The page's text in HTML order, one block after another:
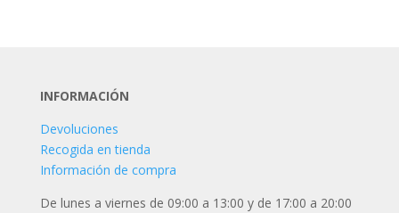
INFORMACIÓN
Devoluciones
Recogida en tienda
Información de compra
De lunes a viernes de 09:00 a 13:00 y de 17:00 a 20:00